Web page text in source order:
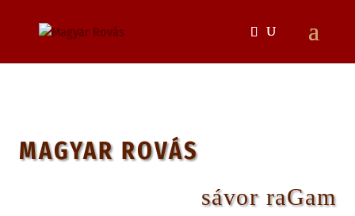
MAGYAR ROVÁS
maGar rovás